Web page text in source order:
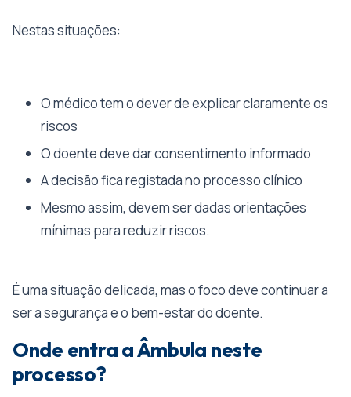
Nestas situações:
O médico tem o dever de explicar claramente os
riscos
O doente deve dar consentimento informado
A decisão fica registada no processo clínico
Mesmo assim, devem ser dadas orientações
mínimas para reduzir riscos.
É uma situação delicada, mas o foco deve continuar a
ser a segurança e o bem-estar do doente.
Onde entra a Âmbula neste
processo?